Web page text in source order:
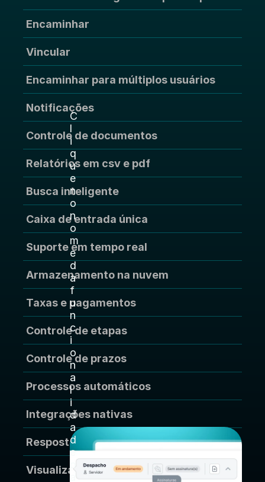
Encaminhar
Vincular
Encaminhar para múltiplos usuários
Notificações
Controle de documentos
Relatórios em csv e pdf
Busca inteligente
Caixa de entrada única
Suporte em tempo real
Armazenamento na nuvem
Taxas e pagamentos
Controle de etapas
Controle de prazos
Processos automáticos
Integrações nativas
Respostas padrões
Visualizador pdf
C
l
i
q
u
e
n
o
n
o
m
e
d
a
f
u
n
c
i
o
n
a
l
i
d
a
d
e
p